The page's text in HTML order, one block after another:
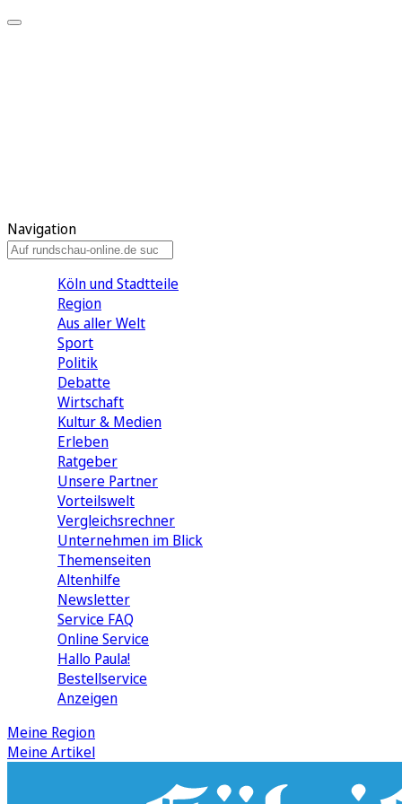
Navigation
Köln und Stadtteile
Region
Aus aller Welt
Sport
Politik
Debatte
Wirtschaft
Kultur & Medien
Erleben
Ratgeber
Unsere Partner
Vorteilswelt
Vergleichsrechner
Unternehmen im Blick
Themenseiten
Altenhilfe
Newsletter
Service FAQ
Online Service
Hallo Paula!
Bestellservice
Anzeigen
Meine Region
Meine Artikel